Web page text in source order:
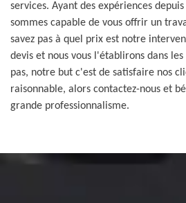
services. Ayant des expériences
sommes capable de vous offrir un
savez pas à quel prix est notre
devis et nous vous l'établirons dans
pas, notre but c'est de satisfaire nos
raisonnable, alors contactez-nous et
grande professionnalisme.